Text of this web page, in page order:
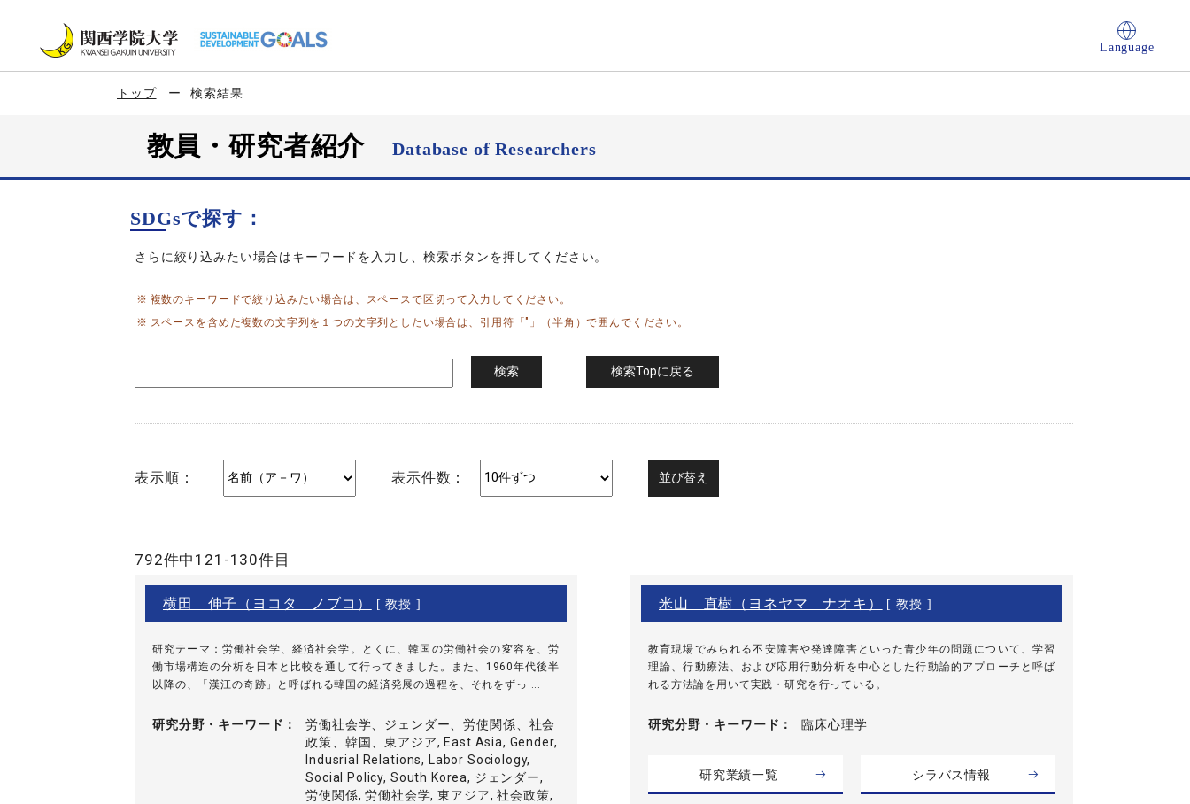
Language
トップ 検索結果
教員・研究者紹介Database of Researchers
SDGsで探す：
さらに絞り込みたい場合はキーワードを入力し、検索ボタンを押してください。
複数のキーワードで絞り込みたい場合は、スペースで区切って入力してください。
スペースを含めた複数の文字列を１つの文字列としたい場合は、引用符「"」（半角）で囲んでください。
表示順： 表示件数：
792件中121-130件目
横田 伸子（ヨコタ ノブコ） [ 教授 ]
研究テーマ：労働社会学、経済社会学。とくに、韓国の労働社会の変容を、労
働市場構造の分析を日本と比較を通して行ってきました。また、1960年代後半
以降の、「漢江の奇跡」と呼ばれる韓国の経済発展の過程を、それをずっ ...
研究分野・ キーワード
労働社会学、ジェンダー、労使関係、社会
政策、韓国、東アジア, East Asia, Gender,
Indusrial Relations, Labor Sociology,
Social Policy, South Korea, ジェンダー,
労使関係, 労働社会学, 東アジア, 社会政策,
米山 直樹（ヨネヤマ ナオキ） [ 教授 ]
教育現場でみられる不安障害や発達障害といった青少年の問題について、学習
理論、行動療法、および応用行動分析を中心とした行動論的アプローチと呼ば
れる方法論を用いて実践・研究を行っている。
研究分野・ キーワード 臨床心理学
研究業績一覧 シラバス情報